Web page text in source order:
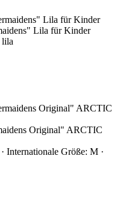
Lila für Kinder
lila
Original" ARCTIC
Internationale Größe: M ·